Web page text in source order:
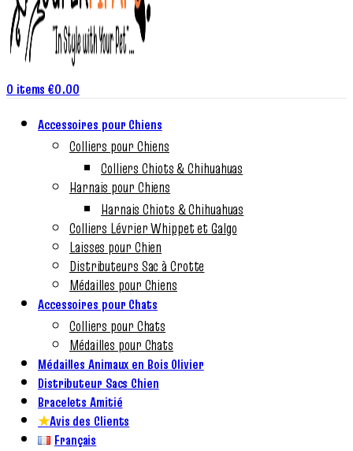
0 items €0.00
Accessoires pour Chiens
Colliers pour Chiens
Colliers Chiots & Chihuahuas
Harnais pour Chiens
Harnais Chiots & Chihuahuas
Colliers Lévrier Whippet et Galgo
Laisses pour Chien
Distributeurs Sac à Crotte
Médailles pour Chiens
Accessoires pour Chats
Colliers pour Chats
Médailles pour Chats
Médailles Animaux en Bois Olivier
Distributeur Sacs Chien
Bracelets Amitié
★Avis des Clients
Français